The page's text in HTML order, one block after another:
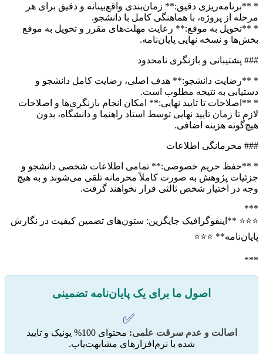
* **برنامه‌ریزی دقیق:** زمان‌بندی واقع‌بینانه و دقیق برای هر
مرحله از پروژه، با هماهنگی کامل با دانشجو.
* **تحویل به موقع:** رعایت مهلت‌های مقرر و تحویل به موقع
بخش‌ها و نسخه نهایی پایان‌نامه.
### پشتیبانی و بازنگری نامحدود
* **رضایت دانشجو:** هدف اصلی، رضایت کامل دانشجو و
دستیابی به نتیجه مطلوب است.
* **اصلاحات تا تایید نهایی:** امکان انجام بازنگری‌ها و اصلاحات
لازم تا زمان تایید نهایی توسط استاد راهنما و دانشگاه، بدون
هیچ‌گونه هزینه اضافی.
### محرمانگی اطلاعات
* **حفظ حریم خصوصی:** تمامی اطلاعات شخصی دانشجو و
جزئیات پژوهش به صورت کاملاً محرمانه تلقی می‌شوند و به هیچ
وجه در اختیار شخص ثالثی قرار نخواهند گرفت.
***
⭐️⭐️⭐️ **اینفوگرافیک جایگزین: ستون‌های تضمین کیفیت در نگارش
پایان‌نامه** ⭐️⭐️⭐️
***
اصول ما برای یک پایان‌نامه تضمینی
✅
اصالت و عدم سرقت علمی:
محتوای 100% یونیک و تایید
شده با نرم‌افزارهای مشابهت‌یاب.